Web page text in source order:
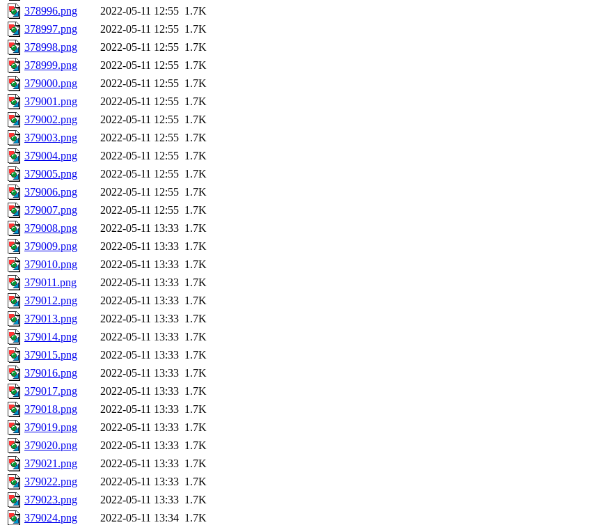
378996.png
2022-05-11 12:55 1.7K
378997.png
2022-05-11 12:55 1.7K
378998.png
2022-05-11 12:55 1.7K
378999.png
2022-05-11 12:55 1.7K
379000.png
2022-05-11 12:55 1.7K
379001.png
2022-05-11 12:55 1.7K
379002.png
2022-05-11 12:55 1.7K
379003.png
2022-05-11 12:55 1.7K
379004.png
2022-05-11 12:55 1.7K
379005.png
2022-05-11 12:55 1.7K
379006.png
2022-05-11 12:55 1.7K
379007.png
2022-05-11 12:55 1.7K
379008.png
2022-05-11 13:33 1.7K
379009.png
2022-05-11 13:33 1.7K
379010.png
2022-05-11 13:33 1.7K
379011.png
2022-05-11 13:33 1.7K
379012.png
2022-05-11 13:33 1.7K
379013.png
2022-05-11 13:33 1.7K
379014.png
2022-05-11 13:33 1.7K
379015.png
2022-05-11 13:33 1.7K
379016.png
2022-05-11 13:33 1.7K
379017.png
2022-05-11 13:33 1.7K
379018.png
2022-05-11 13:33 1.7K
379019.png
2022-05-11 13:33 1.7K
379020.png
2022-05-11 13:33 1.7K
379021.png
2022-05-11 13:33 1.7K
379022.png
2022-05-11 13:33 1.7K
379023.png
2022-05-11 13:33 1.7K
379024.png
2022-05-11 13:34 1.7K